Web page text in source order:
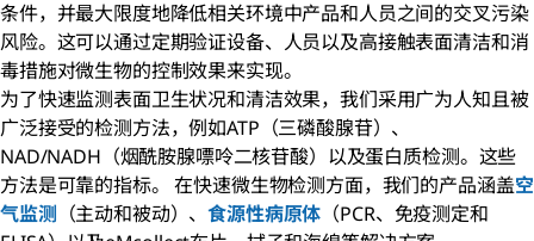
条件，并最大限度地降低相关环境中产品和人员之间的交叉污染
风险。这可以通过定期验证设备、人员以及高接触表面清洁和消
毒措施对微生物的控制效果来实现。
为了快速监测表面卫生状况和清洁效果，我们采用广为人知且被
广泛接受的检测方法，例如ATP（三磷酸腺苷）、
NAD/NADH（烟酰胺腺嘌呤二核苷酸）以及蛋白质检测。这些
方法是可靠的指标。 在快速微生物检测方面，我们的产品涵盖空
气监测 （主动和被动）、食源性病原体 （PCR、免疫测定和